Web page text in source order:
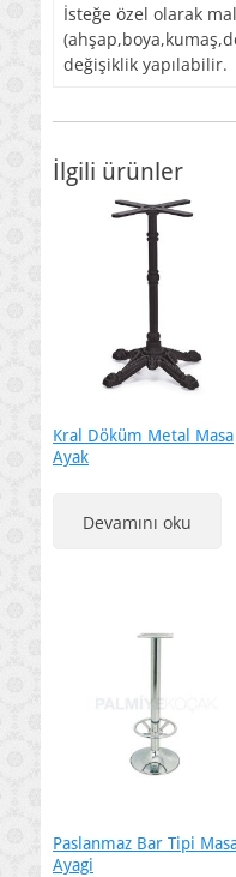
İsteğe özel olarak
değişiklik yapılabilir.
İlgili ürünler
Kral Döküm Metal Masa
Ayak
Devamını oku
Paslanmaz Bar Tipi
Ayagi